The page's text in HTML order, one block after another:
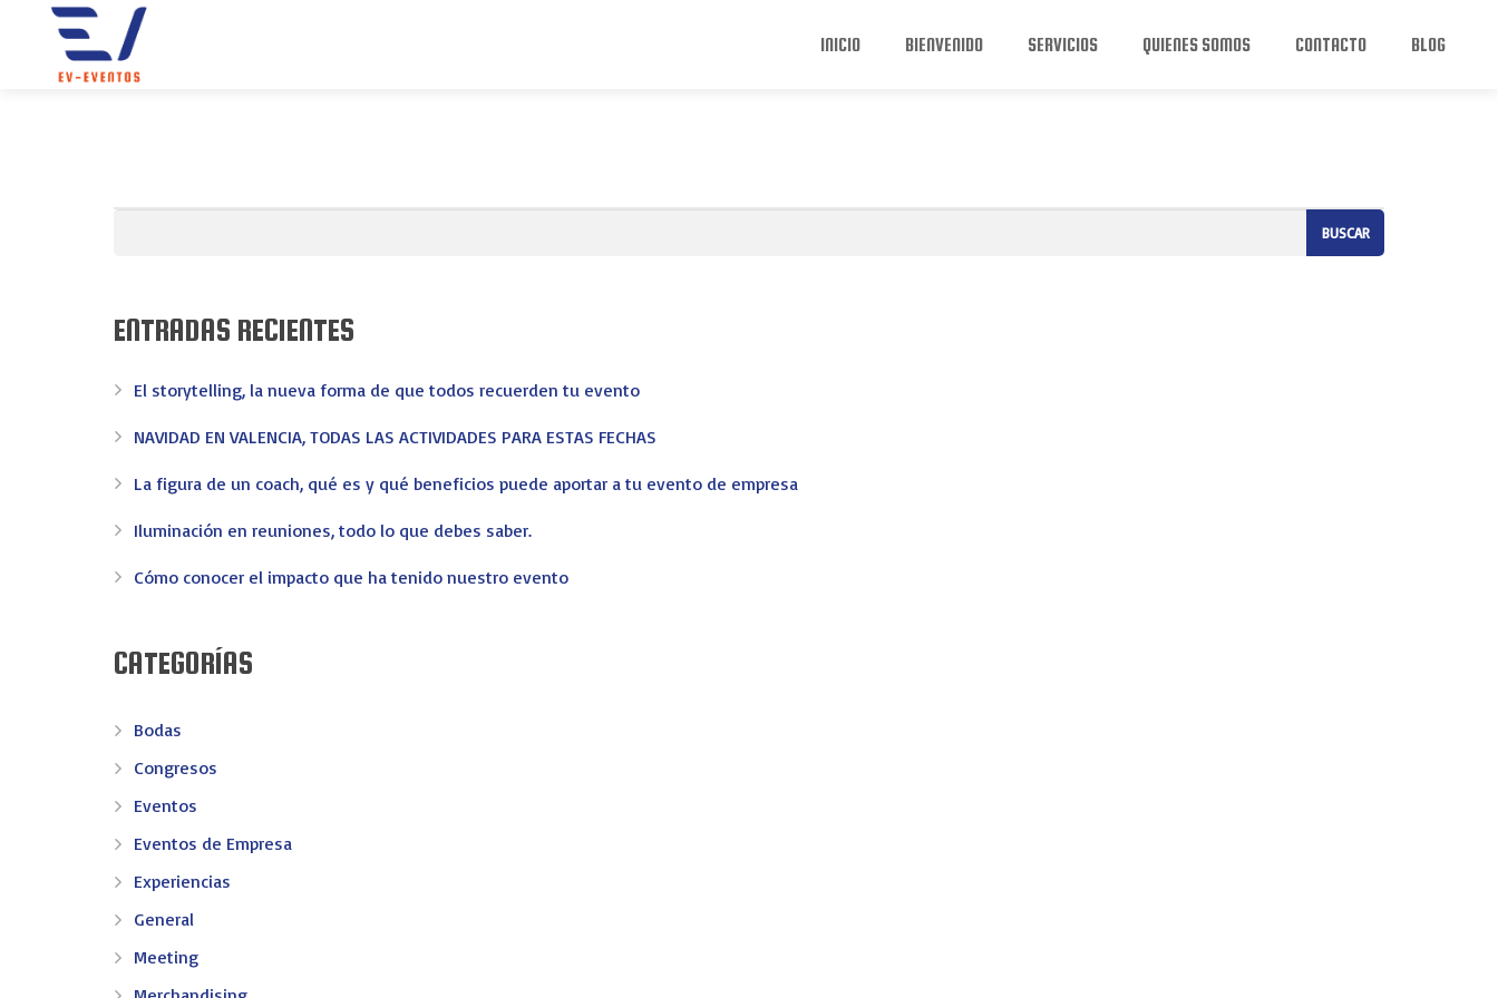
INICIO BIENVENIDO SERVICIOS QUIENES SOMOS CONTACTO BLOG
ENTRADAS RECIENTES
El storytelling, la nueva forma de que todos recuerden tu evento
NAVIDAD EN VALENCIA, TODAS LAS ACTIVIDADES PARA ESTAS FECHAS
La figura de un coach, qué es y qué beneficios puede aportar a tu evento de empresa
Iluminación en reuniones, todo lo que debes saber.
Cómo conocer el impacto que ha tenido nuestro evento
CATEGORÍAS
Bodas
Congresos
Eventos
Eventos de Empresa
Experiencias
General
Meeting